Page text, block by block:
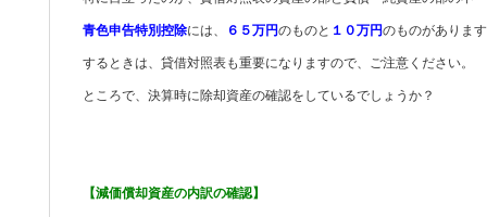
青色申告特別控除には、 ６５万円のものと １０万円のものがありま
するときは、貸借対照表も重要になりますので、ご注意ください。
ところで、決算時に除却資産の確認をしているでしょうか？
【減価償却資産の内訳の確認】